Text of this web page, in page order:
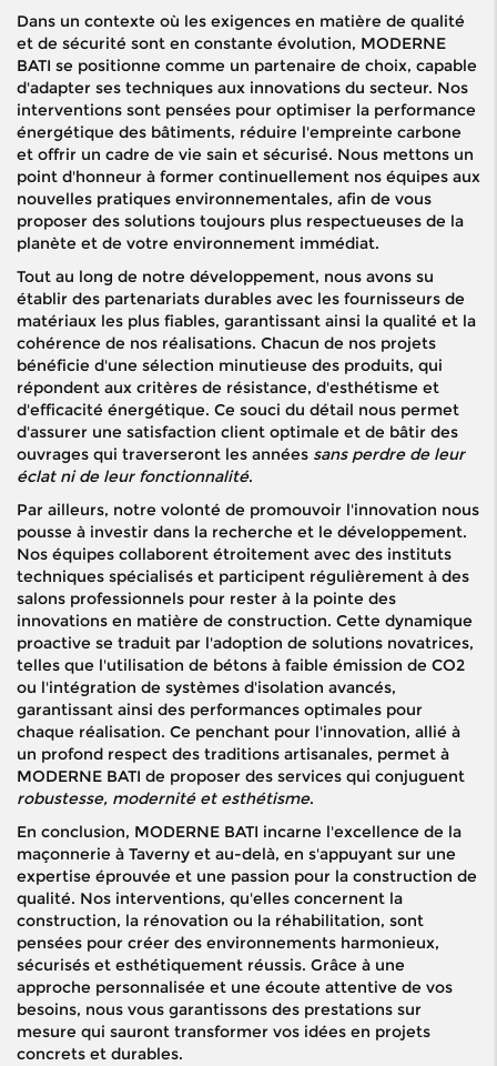
Dans un contexte où les exigences en matière de qualité
et de sécurité sont en constante évolution, MODERNE
BATI se positionne comme un partenaire de choix, capable
d'adapter ses techniques aux innovations du secteur. Nos
interventions sont pensées pour optimiser la performance
énergétique des bâtiments, réduire l'empreinte carbone
et offrir un cadre de vie sain et sécurisé. Nous mettons un
point d'honneur à former continuellement nos équipes aux
nouvelles pratiques environnementales, afin de vous
proposer des solutions toujours plus respectueuses de la
planète et de votre environnement immédiat.
Tout au long de notre développement, nous avons su
établir des partenariats durables avec les fournisseurs de
matériaux les plus fiables, garantissant ainsi la qualité et la
cohérence de nos réalisations. Chacun de nos projets
bénéficie d'une sélection minutieuse des produits, qui
répondent aux critères de résistance, d'esthétisme et
d'efficacité énergétique. Ce souci du détail nous permet
d'assurer une satisfaction client optimale et de bâtir des
ouvrages qui traverseront les années sans perdre de leur
éclat ni de leur fonctionnalité.
Par ailleurs, notre volonté de promouvoir l'innovation nous
pousse à investir dans la recherche et le développement.
Nos équipes collaborent étroitement avec des instituts
techniques spécialisés et participent régulièrement à des
salons professionnels pour rester à la pointe des
innovations en matière de construction. Cette dynamique
proactive se traduit par l'adoption de solutions novatrices,
telles que l'utilisation de bétons à faible émission de CO2
ou l'intégration de systèmes d'isolation avancés,
garantissant ainsi des performances optimales pour
chaque réalisation. Ce penchant pour l'innovation, allié à
un profond respect des traditions artisanales, permet à
MODERNE BATI de proposer des services qui conjuguent
robustesse, modernité et esthétisme.
En conclusion, MODERNE BATI incarne l'excellence de la
maçonnerie à Taverny et au-delà, en s'appuyant sur une
expertise éprouvée et une passion pour la construction de
qualité. Nos interventions, qu'elles concernent la
construction, la rénovation ou la réhabilitation, sont
pensées pour créer des environnements harmonieux,
sécurisés et esthétiquement réussis. Grâce à une
approche personnalisée et une écoute attentive de vos
besoins, nous vous garantissons des prestations sur
mesure qui sauront transformer vos idées en projets
concrets et durables.